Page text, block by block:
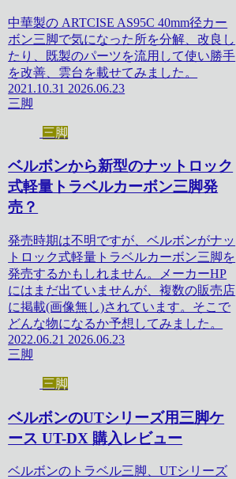
中華製の ARTCISE AS95C 40mm径カー
ボン三脚で気になった所を分解、改良し
たり、既製のパーツを流用して使い勝手
を改善、雲台を載せてみました。
2021.10.31 2026.06.23
三脚
三脚
ベルボンから新型のナットロック
式軽量トラベルカーボン三脚発
売？
発売時期は不明ですが、ベルボンがナッ
トロック式軽量トラベルカーボン三脚を
発売するかもしれません。メーカーHP
にはまだ出ていませんが、複数の販売店
に掲載(画像無し)されています。そこで
どんな物になるか予想してみました。
2022.06.21 2026.06.23
三脚
三脚
ベルボンのUTシリーズ用三脚ケ
ース UT-DX 購入レビュー
ベルボンのトラベル三脚、UTシリーズ